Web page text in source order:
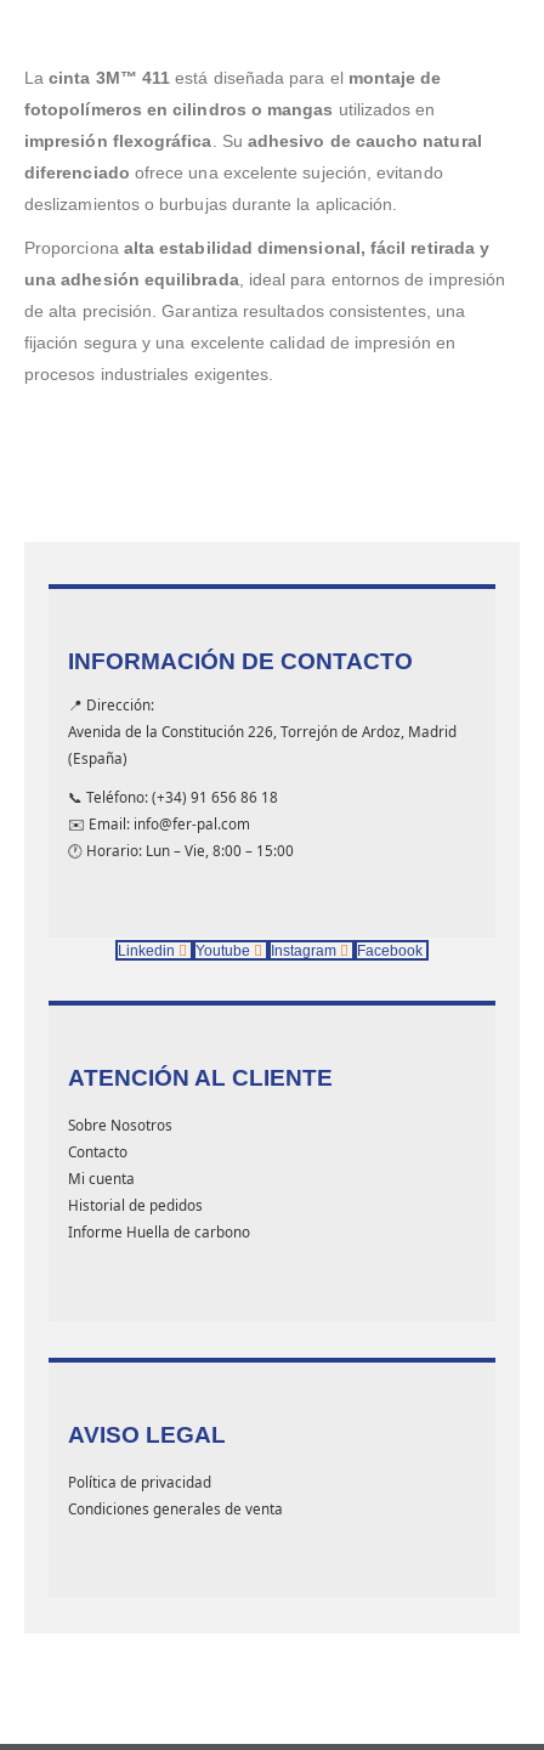
Lacinta 3M™ 411 está diseñada para el montaje de
fotopolímeros en cilindros o mangas utilizados en
impresión flexográfica. Su adhesivo de caucho natural
diferenciado ofrece una excelente sujeción, evitando
deslizamientos o burbujas durante la aplicación.
Proporciona alta estabilidad dimensional, fácil retirada y
una adhesión equilibrada, ideal para entornos de impresión
de alta precisión. Garantiza resultados consistentes, una
fijación segura y una excelente calidad de impresión en
procesos industriales exigentes.
INFORMACIÓN DE CONTACTO
📍 Dirección:
Avenida de la Constitución 226, Torrejón de Ardoz, Madrid
(España)
📞 Teléfono: (+34) 91 656 86 18
✉️ Email: info@fer-pal.com
🕐 Horario: Lun – Vie, 8:00 – 15:00
Linkedin Youtube Instagram Facebook
ATENCIÓN AL CLIENTE
Sobre Nosotros
Contacto
Mi cuenta
Historial de pedidos
Informe Huella de carbono
AVISO LEGAL
Política de privacidad
Condiciones generales de venta